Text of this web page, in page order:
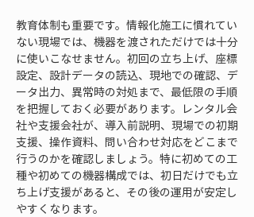
教育体制も重要です。情報化施工に慣れてい
ない現場では、機器を渡されただけでは十分
に使いこなせません。初回の立ち上げ、座標
設定、設計データの読込、現地での確認、デ
ータ出力、異常時の対処まで、最低限の手順
を把握しておく必要があります。レンタル会
社や支援会社が、導入前説明、現場での初期
支援、操作資料、問い合わせ対応をどこまで
行うのかを確認しましょう。特に初めての工
種や初めての機器構成では、初日だけでも立
ち上げ支援があると、その後の運用が安定し
やすくなります。